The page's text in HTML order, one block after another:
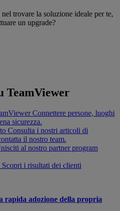
trovare la soluzione ideale per te,
un upgrade?
TeamViewer
Connettere persone, luoghi
sicurezza.
Consulta i nostri articoli di
il nostro team.
al nostro partner program
Scopri i risultati dei clienti
rapida adozione della propria